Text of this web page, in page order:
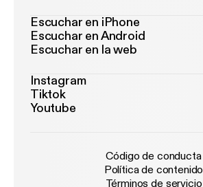
Escuchar en iPhone
Escuchar en Android
Escuchar en la web
Instagram
Tiktok
Youtube
Código de conducta
Política de contenido
Términos de servicio